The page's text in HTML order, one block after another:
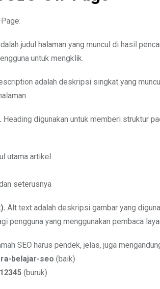
judul halaman yang muncul di hasil
untuk mengklik.
adalah deskripsi singkat yang
Heading digunakan untuk memberi struktur
utama artikel
seterusnya
Alt text adalah deskripsi gambar yang
pengguna yang menggunakan pembaca
SEO harus pendek, jelas, juga
belajar-seo (baik)
(buruk)